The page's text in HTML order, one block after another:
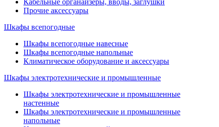
Кабельные органайзеры, вводы, заглушки
Прочие аксеcсуары
Шкафы всепогодные
Шкафы всепогодные навесные
Шкафы всепогодные напольные
Климатическое оборудование и аксессуары
Шкафы электротехнические и промышленные
Шкафы электротехнические и промышленные
настенные
Шкафы электротехнические и промышленные
напольные